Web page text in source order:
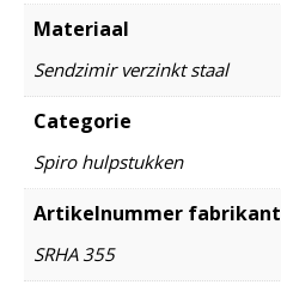
Materiaal
Sendzimir verzinkt staal
Categorie
Spiro hulpstukken
Artikelnummer fabrikant
SRHA 355